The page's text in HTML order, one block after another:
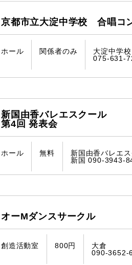
京都市立大淀中学校 合唱コ
ホール 関係者のみ
大淀中学校
075-631-
新国由香バレエスクール
第4回 発表会
ホール 無料
新国由香バレエ
新国 090-3943-
オーMダンスサークル
創造活動室 800円
大倉
090-3652-